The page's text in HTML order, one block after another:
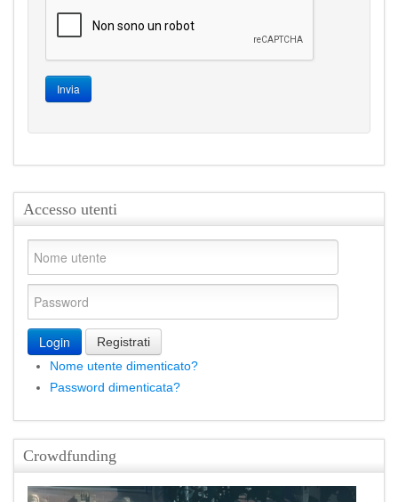
Invia
Accesso utenti
Login
Registrati
Nome utente dimenticato?
Password dimenticata?
Crowdfunding